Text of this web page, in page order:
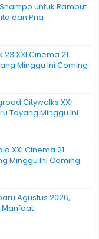
untuk Rambut
dan Pria
XXI Cinema 21
Minggu Ini Coming
Citywalks XXI
Tayang Minggu Ini
XXI Cinema 21
Minggu Ini Coming
Agustus 2026,
Manfaat